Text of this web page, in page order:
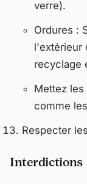
verre).
Ordures :
l'extérieur
recyclage
Mettez
comme
Respecter
Interdictions